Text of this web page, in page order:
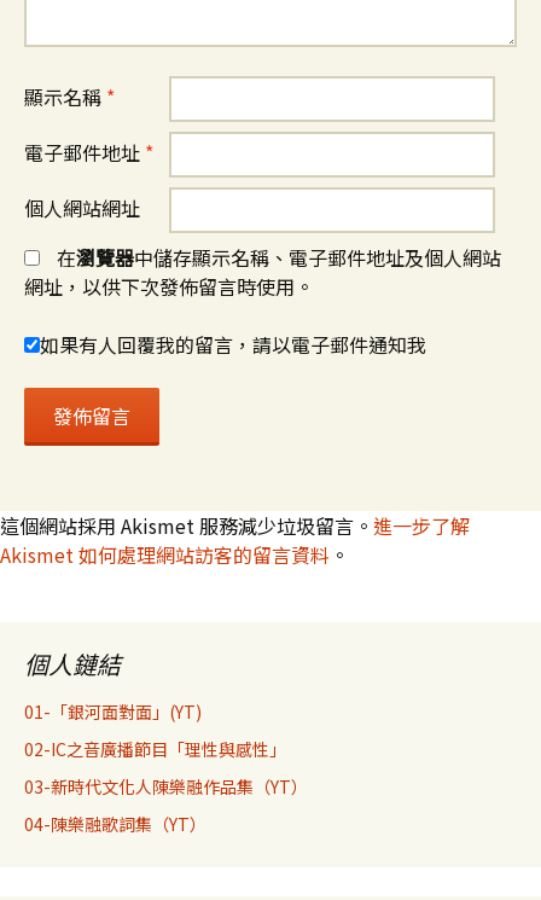
顯示名稱 *
電子郵件地址 *
個人網站網址
在瀏覽器中儲存顯示名稱、電子郵件地址及個人網站
網址，以供下次發佈留言時使用。
如果有人回覆我的留言，請以電子郵件通知我
這個網站採用 Akismet 服務減少垃圾留言。 進一步了解
Akismet 如何處理網站訪客的留言資料 。
個人鏈結
01-「銀河面對面」(YT)
02-IC之音廣播節目「理性與感性」
03-新時代文化人陳樂融作品集（YT）
04-陳樂融歌詞集（YT）